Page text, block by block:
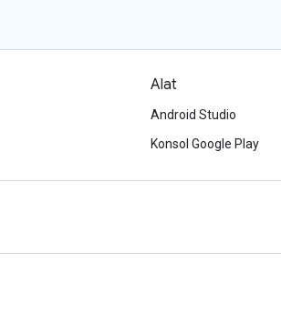
Alat
Android Studio
Konsol Google Play